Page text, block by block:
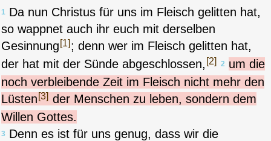
1 Da nun Christus für uns im Fleisch gelitten hat,
so wappnet auch ihr euch mit derselben
Gesinnung [1] ; denn wer im Fleisch gelitten hat,
der hat mit der Sünde abgeschlossen, [2] 2 um die
noch verbleibende Zeit im Fleisch nicht mehr den
Lüsten [3] der Menschen zu leben, sondern dem
Willen Gottes.
3 Denn es ist für uns genug, dass wir die